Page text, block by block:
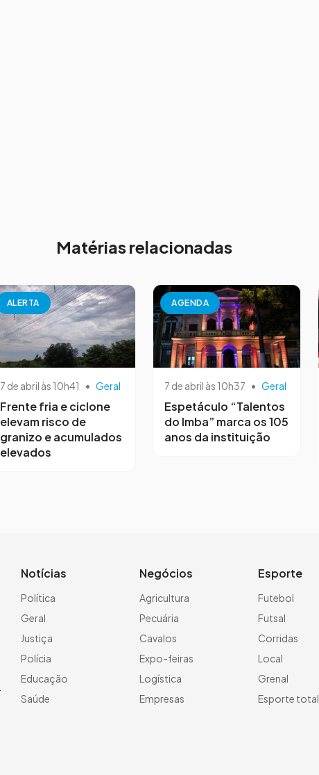
Matérias relacionadas
ALERTA
7 de abril às 10h41 • Geral
Frente fria e ciclone
elevam risco de
granizo e acumulados
elevados
AGENDA
7 de abril às 10h37 • Geral
Espetáculo “Talentos
do Imba” marca os 105
anos da instituição
Notícias
Política
Geral
Justiça
Polícia
Educação
Saúde
Negócios
Agricultura
Pecuária
Cavalos
Expo-feiras
Logística
Empresas
Esporte
Futebol
Futsal
Corridas
Local
Grenal
Esporte total